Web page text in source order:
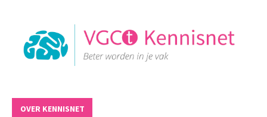
OVER KENNISNET